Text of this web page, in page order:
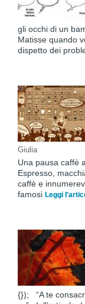
gli occhi di un
Matisse quando
dispetto dei
Giulia
Una pausa caffè
Espresso,
caffè e
famosi Leggi
{}); “A te